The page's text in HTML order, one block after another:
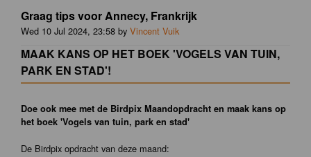
Graag tips voor Annecy, Frankrijk
Wed 10 Jul 2024, 23:58 by Vincent Vuik
MAAK KANS OP HET BOEK 'VOGELS VAN TUIN,
PARK EN STAD'!
Doe ook mee met de Birdpix Maandopdracht en maak kans op
het boek 'Vogels van tuin, park en stad'
De Birdpix opdracht van deze maand: